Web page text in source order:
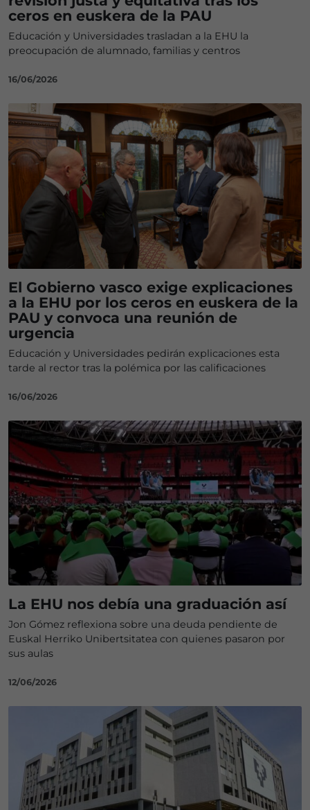
ceros en euskera de la PAU
Educación y Universidades trasladan a la EHU la
preocupación de alumnado, familias y centros
16/06/2026
El Gobierno vasco exige explicaciones
a la EHU por los ceros en euskera de la
PAU y convoca una reunión de
urgencia
Educación y Universidades pedirán explicaciones esta
tarde al rector tras la polémica por las calificaciones
16/06/2026
La EHU nos debía una graduación así
Jon Gómez reflexiona sobre una deuda pendiente de
Euskal Herriko Unibertsitatea con quienes pasaron por
sus aulas
12/06/2026